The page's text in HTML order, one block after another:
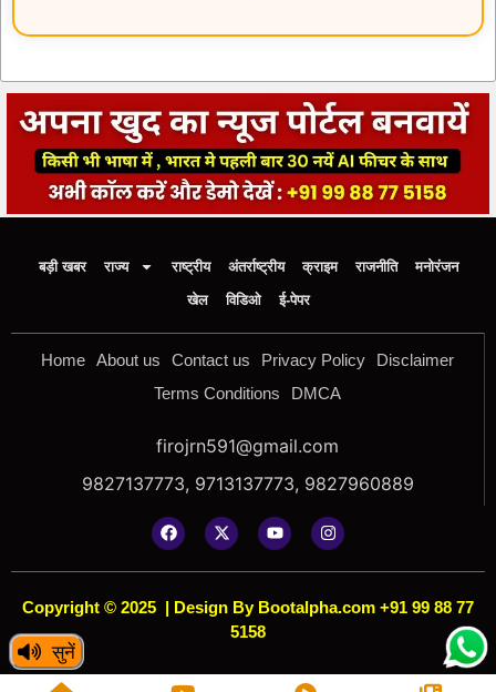
सुनें
बड़ी खबर राज्य राष्ट्रीय अंतर्राष्ट्रीय क्राइम राजनीति
मनोरंजन
खेल
विडिओ ई-पेपर
Home About us Contact us Privacy Policy
Disclaimer
Terms Conditions
DMCA
firojrn591@gmail.com
9827137773, 9713137773, 9827960889
Copyright © 2025 | Design By Bootalpha.com +91 99 88 77
5158